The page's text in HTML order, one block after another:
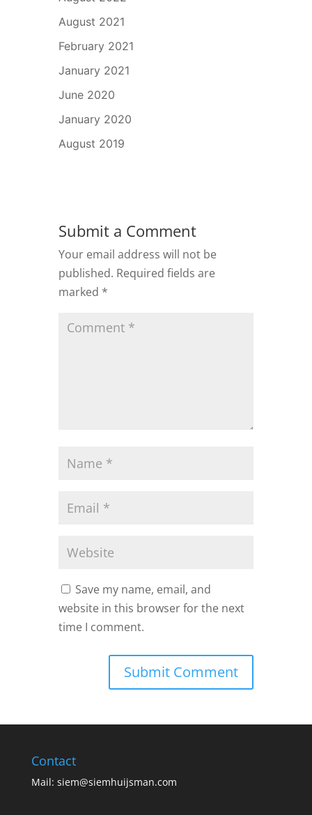
August 2021
February 2021
January 2021
June 2020
January 2020
August 2019
Submit a Comment
Your email address will not be
published. Required fields are
marked *
Save my name, email, and
website in this browser for the next
time I comment.
Contact
Mail: siem@siemhuijsman.com